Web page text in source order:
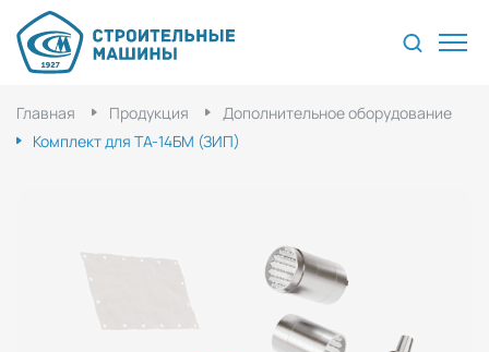
Главная Продукция
Дополнительное оборудование
Комплект для ТА-14БМ (ЗИП)